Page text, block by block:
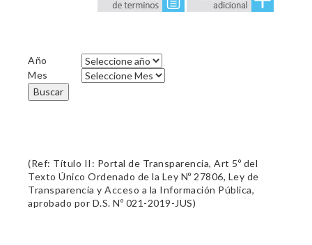
Año
Mes
Buscar
(Ref: Título II: Portal de Transparencia, Art 5º del
Texto Único Ordenado de la Ley Nº 27806, Ley de
Transparencia y Acceso a la Información Pública,
aprobado por D.S. Nº 021-2019-JUS)